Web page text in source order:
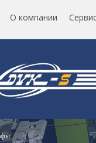
О компании